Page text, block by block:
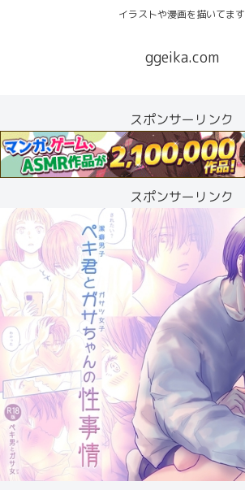
イラストや漫画を描いてます
ggeika.com
スポンサーリンク
スポンサーリンク